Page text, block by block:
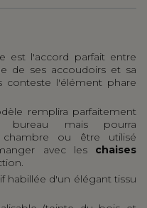
est l'accord parfait entre
de ses accoudoirs et sa
conteste l'élément phare
remplira parfaitement
mais pourra
chambre ou être utilisé
avec les chaises
habillée d'un élégant tissu